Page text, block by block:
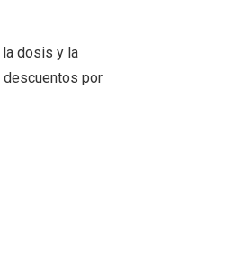
la dosis y la
descuentos por